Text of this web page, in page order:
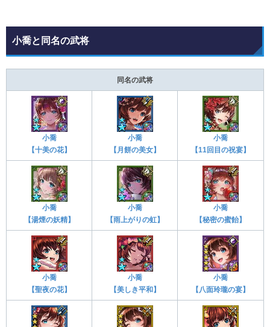
小喬と同名の武将
同名の武将
小喬
【十美の花】
小喬
【月餅の美女】
小喬
【11回目の祝宴】
小喬
【湯煙の妖精】
小喬
【雨上がりの虹】
小喬
【秘密の蜜飴】
小喬
【聖夜の花】
小喬
【美しき平和】
小喬
【八面玲瓏の宴】